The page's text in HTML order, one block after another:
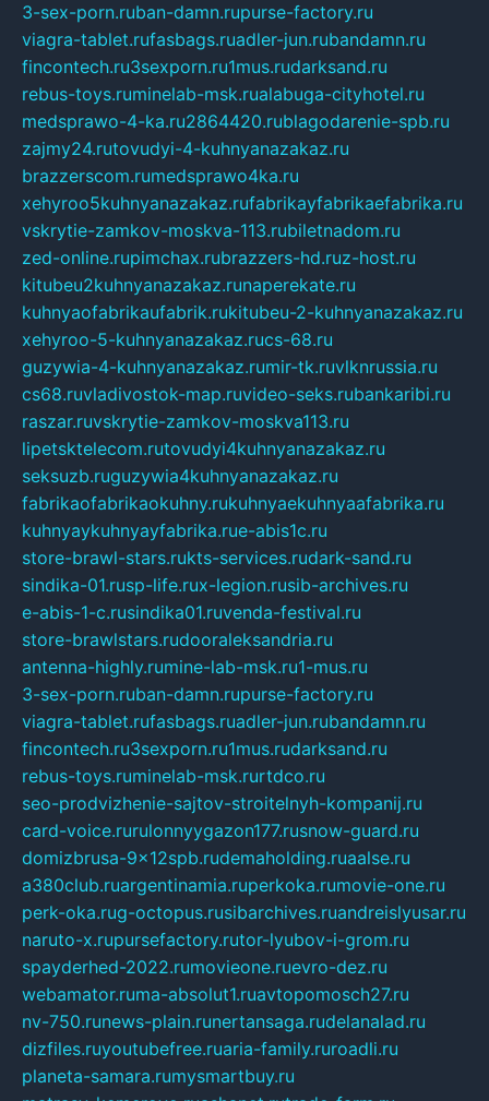
3-sex-porn.ruban-damn.rupurse-factory.ru
viagra-tablet.rufasbags.ruadler-jun.rubandamn.ru
fincontech.ru3sexporn.ru1mus.rudarksand.ru
rebus-toys.ruminelab-msk.rualabuga-cityhotel.ru
medsprawo-4-ka.ru2864420.rublagodarenie-spb.ru
zajmy24.rutovudyi-4-kuhnyanazakaz.ru
brazzerscom.rumedsprawo4ka.ru
xehyroo5kuhnyanazakaz.rufabrikayfabrikaefabrika.ru
vskrytie-zamkov-moskva-113.rubiletnadom.ru
zed-online.rupimchax.rubrazzers-hd.ruz-host.ru
kitubeu2kuhnyanazakaz.runaperekate.ru
kuhnyaofabrikaufabrik.rukitubeu-2-kuhnyanazakaz.ru
xehyroo-5-kuhnyanazakaz.rucs-68.ru
guzywia-4-kuhnyanazakaz.rumir-tk.ruvlknrussia.ru
cs68.ruvladivostok-map.ruvideo-seks.rubankaribi.ru
raszar.ruvskrytie-zamkov-moskva113.ru
lipetsktelecom.rutovudyi4kuhnyanazakaz.ru
seksuzb.ruguzywia4kuhnyanazakaz.ru
fabrikaofabrikaokuhny.rukuhnyaekuhnyaafabrika.ru
kuhnyaykuhnyayfabrika.rue-abis1c.ru
store-brawl-stars.rukts-services.rudark-sand.ru
sindika-01.rusp-life.rux-legion.rusib-archives.ru
e-abis-1-c.rusindika01.ruvenda-festival.ru
store-brawlstars.rudooraleksandria.ru
antenna-highly.rumine-lab-msk.ru1-mus.ru
3-sex-porn.ruban-damn.rupurse-factory.ru
viagra-tablet.rufasbags.ruadler-jun.rubandamn.ru
fincontech.ru3sexporn.ru1mus.rudarksand.ru
rebus-toys.ruminelab-msk.rurtdco.ru
seo-prodvizhenie-sajtov-stroitelnyh-kompanij.ru
card-voice.rurulonnyygazon177.rusnow-guard.ru
domizbrusa-9x12spb.rudemaholding.ruaalse.ru
a380club.ruargentinamia.ruperkoka.rumovie-one.ru
perk-oka.rug-octopus.rusibarchives.ruandreislyusar.ru
naruto-x.rupursefactory.rutor-lyubov-i-grom.ru
spayderhed-2022.rumovieone.ruevro-dez.ru
webamator.ruma-absolut1.ruavtopomosch27.ru
nv-750.runews-plain.runertansaga.rudelanalad.ru
dizfiles.ruyoutubefree.ruaria-family.ruroadli.ru
planeta-samara.rumysmartbuy.ru